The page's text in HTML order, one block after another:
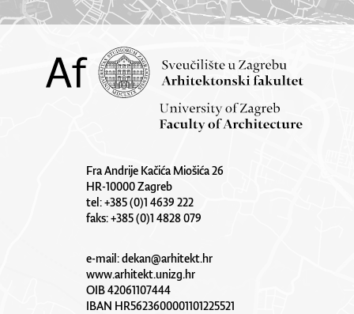
Fra Andrije Kačića Miošića 26
HR-10000 Zagreb
tel: +385 (0)1 4639 222
faks: +385 (0)1 4828 079
e-mail:dekan@arhitekt.hr
www.arhitekt.unizg.hr
OIB 42061107444
IBAN HR5623600001101225521